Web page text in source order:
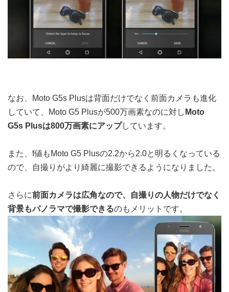
なお、Moto G5s Plusは背面だけでなく前面カメラも進化
していて、Moto G5 Plusが500万画素なのに対し Moto
G5s Plusは800万画素にアップしています。
また、f値もMoto G5 Plusの2.2から2.0と明るくなっている
ので、自撮りがより綺麗に撮影できるようになりました。
さらに前面カメラは広角なので、自撮りの人物だけでなく
背景もパノラマで撮影できるのもメリットです。